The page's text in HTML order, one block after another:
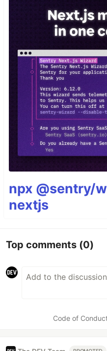
npx @sentry/
nextjs
Top comments (0)
Code of